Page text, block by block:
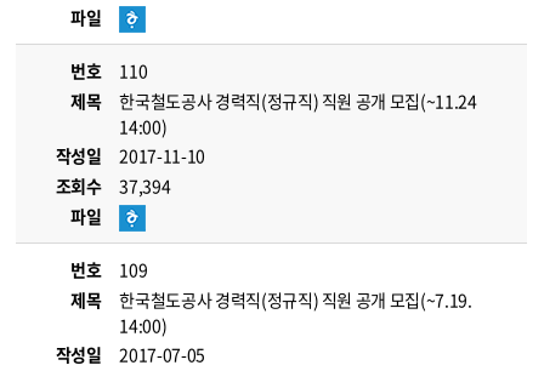
파일
번호
110
제목
한국철도공사 경력직(정규직) 직원 공개 모집(~11.24
14:00)
작성일
2017-11-10
조회수
37,394
파일
번호
109
제목
한국철도공사 경력직(정규직) 직원 공개 모집(~7.19.
14:00)
작성일
2017-07-05